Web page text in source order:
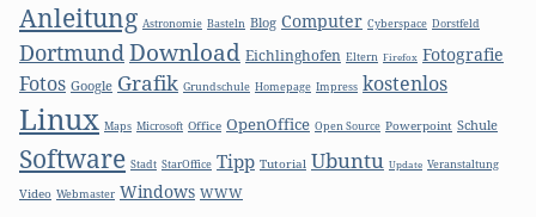
Anleitung Astronomie Basteln Blog Computer Cyberspace Dorstfeld
DortmundDownload Eichlinghofen Eltern Firefox Fotografie
Fotos Google Grafik Grundschule Homepage Impress kostenlos
Linux Maps Microsoft Office OpenOffice Open Source Powerpoint Schule
Software Stadt StarOffice Tipp Tutorial Ubuntu Update Veranstaltung
Video Webmaster Windows WWW